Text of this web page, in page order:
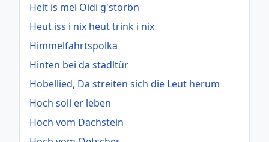
Heit is mei Oidi g'storbn
Heut iss i nix heut trink i nix
Himmelfahrtspolka
Hinten bei da stadltür
Hobellied, Da streiten sich die Leut herum
Hoch soll er leben
Hoch vom Dachstein